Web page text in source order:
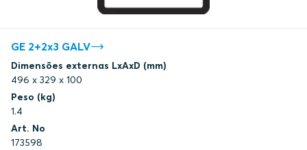
GE 2+2x3 GALV
Dimensões externas LxAxD (mm)
496 x 329 x 100
Peso (kg)
1.4
Art. No
173598